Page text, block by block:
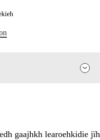
gaajhkh learoehkidie jïh